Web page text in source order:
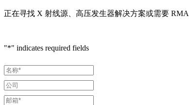
正在寻找 X 射线源、高压发生器解决方案或需要
"*" indicates required fields